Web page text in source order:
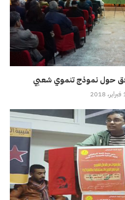
حول نموذج تنموي شعبي